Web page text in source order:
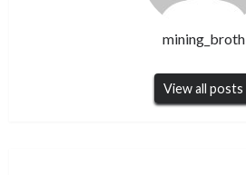
mining_broth
View all posts